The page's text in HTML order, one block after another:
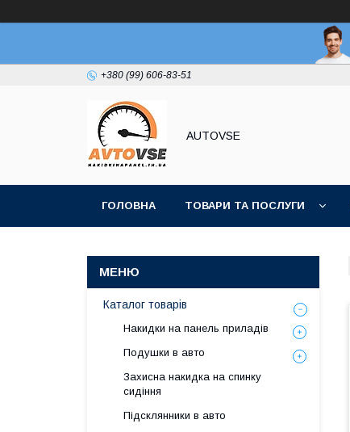
+380 (99) 606-83-51
AUTOVSE
ГОЛОВНА ТОВАРИ ТА ПОСЛУГИ
Каталог товарів
Накидки на панель приладів
Подушки в авто
Захисна накидка на спинку
сидіння
Підсклянники в авто